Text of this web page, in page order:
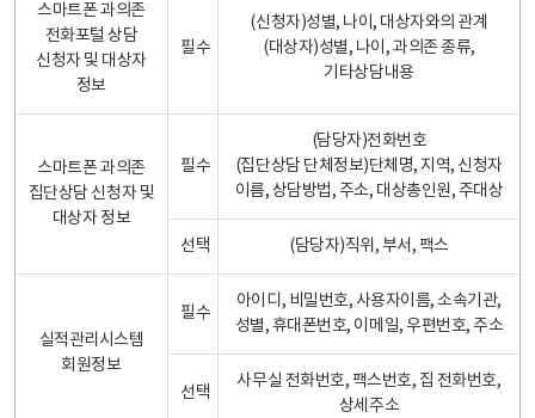
스마트폰 과의존
전화포털 상담
신청자 및 대상자
정보
필수
(신청자)성별, 나이, 대상자와의 관계
(대상자)성별, 나이, 과의존 종류,
기타상담내용
스마트폰 과의존
집단상담 신청자 및
대상자 정보
필수
(담당자)전화번호
(집단상담 단체정보)단체명, 지역, 신청자
이름, 상담방법, 주소, 대상총인원, 주대상
선택 (담당자)직위, 부서, 팩스
실적관리시스템
회원정보
필수
아이디, 비밀번호, 사용자이름, 소속기관,
성별, 휴대폰번호, 이메일, 우편번호, 주소
선택
사무실 전화번호, 팩스번호, 집 전화번호,
상세주소